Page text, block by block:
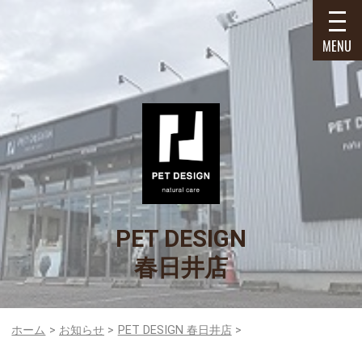
PET DESIGN
春日井店
MENU
ホーム お知らせ
PET DESIGN 春日井店